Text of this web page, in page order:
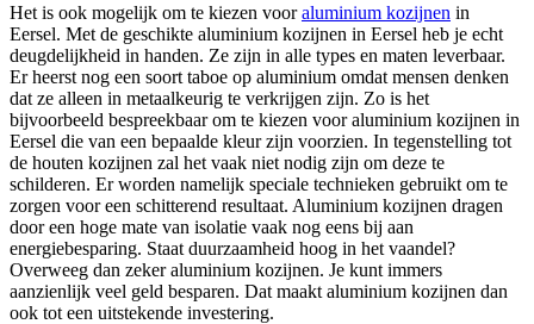
Het is ook mogelijk om te kiezen vooraluminium kozijnen in
Eersel. Met de geschikte aluminium kozijnen in Eersel heb je echt
deugdelijkheid in handen. Ze zijn in alle types en maten leverbaar.
Er heerst nog een soort taboe op aluminium omdat mensen denken
dat ze alleen in metaalkeurig te verkrijgen zijn. Zo is het
bijvoorbeeld bespreekbaar om te kiezen voor aluminium kozijnen in
Eersel die van een bepaalde kleur zijn voorzien. In tegenstelling tot
de houten kozijnen zal het vaak niet nodig zijn om deze te
schilderen. Er worden namelijk speciale technieken gebruikt om te
zorgen voor een schitterend resultaat. Aluminium kozijnen dragen
door een hoge mate van isolatie vaak nog eens bij aan
energiebesparing. Staat duurzaamheid hoog in het vaandel?
Overweeg dan zeker aluminium kozijnen. Je kunt immers
aanzienlijk veel geld besparen. Dat maakt aluminium kozijnen dan
ook tot een uitstekende investering.